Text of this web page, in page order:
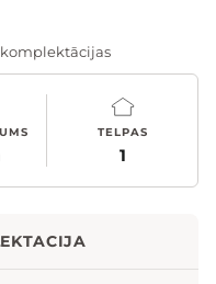
TELPAS
1